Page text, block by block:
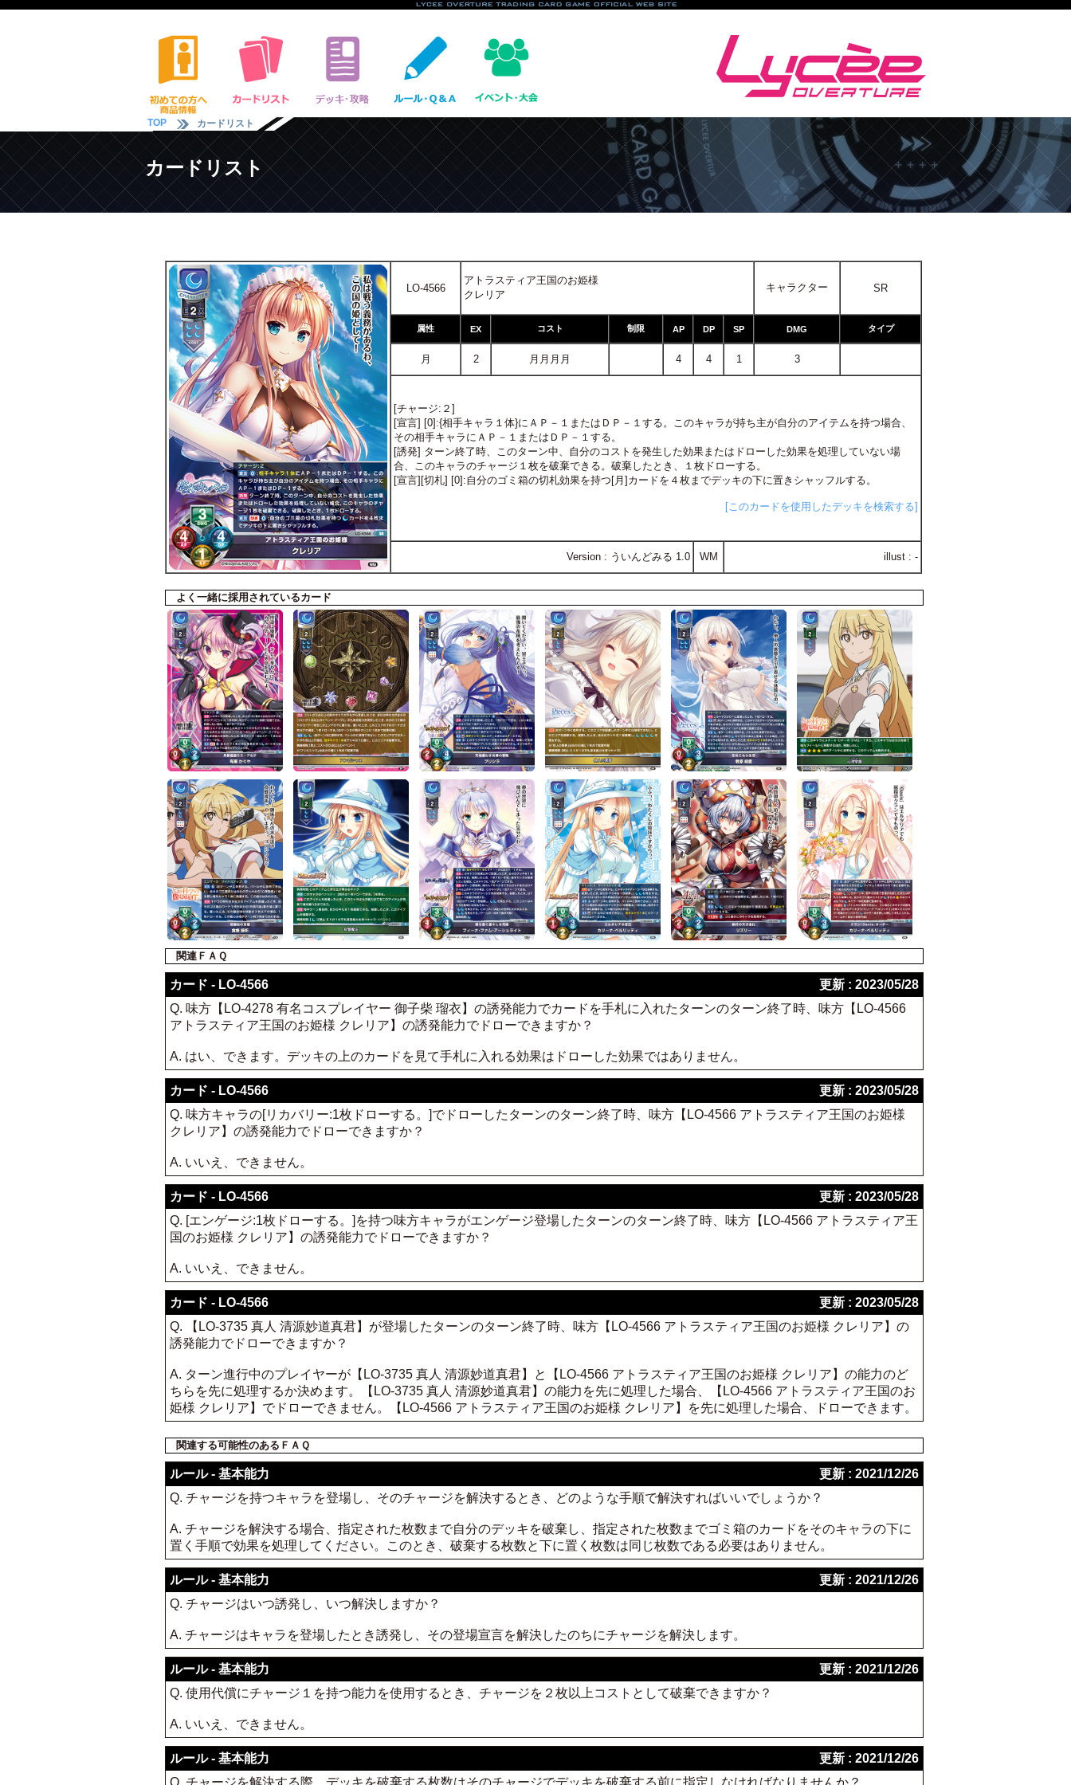
TOP カードリスト
カードリスト
LO-4566
アトラスティア王国のお姫様
クレリア
キャラクター SR
属性 EX コスト 制限 AP DP SP DMG タイプ
月 2 月月月月 4 4 1 3
[チャージ:２]
[宣言] [0]:{相手キャラ１体}にＡＰ－１またはＤＰ－１する。このキャラが持ち主が自分のアイテムを持つ場合、
その相手キャラにＡＰ－１またはＤＰ－１する。
[誘発] ターン終了時、このターン中、自分のコストを発生した効果またはドローした効果を処理していない場
合、このキャラのチャージ１枚を破棄できる。破棄したとき、１枚ドローする。
[宣言][切札] [0]:自分のゴミ箱の切札効果を持つ[月]カードを４枚までデッキの下に置きシャッフルする。
[このカードを使用したデッキを検索する]
Version : ういんどみる 1.0 WM illust : -
よく一緒に採用されているカード
関連ＦＡＱ
カード - LO-4566
更新 : 2023/05/28
Q. 味方【LO-4278 有名コスプレイヤー 御子柴 瑠衣】の誘発能力でカードを手札に入れたターンのターン終了時、味方【LO-4566
アトラスティア王国のお姫様 クレリア】の誘発能力でドローできますか？
A. はい、できます。デッキの上のカードを見て手札に入れる効果はドローした効果ではありません。
カード - LO-4566
更新 : 2023/05/28
Q. 味方キャラの[リカバリー:1枚ドローする。]でドローしたターンのターン終了時、味方【LO-4566 アトラスティア王国のお姫様
クレリア】の誘発能力でドローできますか？
A. いいえ、できません。
カード - LO-4566
更新 : 2023/05/28
Q. [エンゲージ:1枚ドローする。]を持つ味方キャラがエンゲージ登場したターンのターン終了時、味方【LO-4566 アトラスティア王
国のお姫様 クレリア】の誘発能力でドローできますか？
A. いいえ、できません。
カード - LO-4566
更新 : 2023/05/28
Q. 【LO-3735 真人 清源妙道真君】が登場したターンのターン終了時、味方【LO-4566 アトラスティア王国のお姫様 クレリア】の
誘発能力でドローできますか？
A. ターン進行中のプレイヤーが【LO-3735 真人 清源妙道真君】と【LO-4566 アトラスティア王国のお姫様 クレリア】の能力のど
ちらを先に処理するか決めます。【LO-3735 真人 清源妙道真君】の能力を先に処理した場合、【LO-4566 アトラスティア王国のお
姫様 クレリア】でドローできません。【LO-4566 アトラスティア王国のお姫様 クレリア】を先に処理した場合、ドローできます。
関連する可能性のあるＦＡＱ
ルール - 基本能力
更新 : 2021/12/26
Q. チャージを持つキャラを登場し、そのチャージを解決するとき、どのような手順で解決すればいいでしょうか？
A. チャージを解決する場合、指定された枚数まで自分のデッキを破棄し、指定された枚数までゴミ箱のカードをそのキャラの下に
置く手順で効果を処理してください。このとき、破棄する枚数と下に置く枚数は同じ枚数である必要はありません。
ルール - 基本能力
更新 : 2021/12/26
Q. チャージはいつ誘発し、いつ解決しますか？
A. チャージはキャラを登場したとき誘発し、その登場宣言を解決したのちにチャージを解決します。
ルール - 基本能力
更新 : 2021/12/26
Q. 使用代償にチャージ１を持つ能力を使用するとき、チャージを２枚以上コストとして破棄できますか？
A. いいえ、できません。
ルール - 基本能力
更新 : 2021/12/26